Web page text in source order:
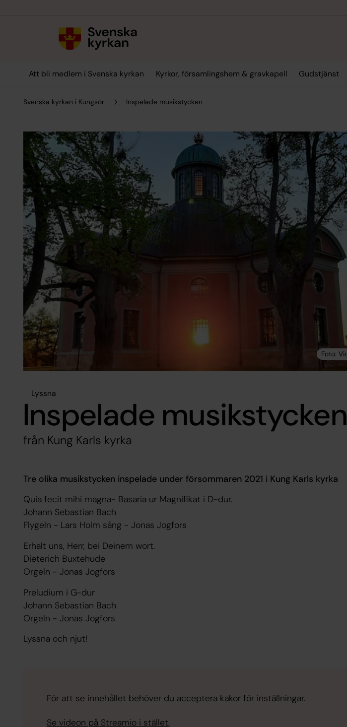
Att bli medlem i Svenska kyrkan Kyrkor, församlingshem & gravkapell Gudstjänst
Svenska kyrkan i Kungsör Inspelade musikstycken
Lyssna
Inspelade musikstycken
från Kung Karls kyrka
Tre olika musikstycken inspelade under försommaren 2021 i Kung Karls kyrka
Quia fecit mihi magna- Basaria ur Magnifikat i D-dur.
Johann Sebastian Bach
Flygeln - Lars Holm sång - Jonas Jogfors
Erhalt uns, Herr, bei Deinem wort.
Dieterich Buxtehude
Orgeln - Jonas Jogfors
Preludium i G-dur
Johann Sebastian Bach
Orgeln - Jonas Jogfors
Lyssna och njut!
För att se innehållet behöver du acceptera kakor för inställningar.
Se videon på Streamio i stället.